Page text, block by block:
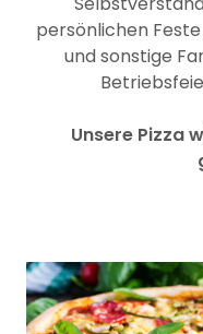
persönlichen
und sonstige
Unsere Pizza